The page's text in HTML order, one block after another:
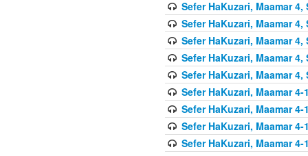
Sefer HaKuzari, Maamar 4,
Sefer HaKuzari, Maamar 4,
Sefer HaKuzari, Maamar 4,
Sefer HaKuzari, Maamar 4,
Sefer HaKuzari, Maamar 4,
Sefer HaKuzari, Maamar 4-
Sefer HaKuzari, Maamar 4-
Sefer HaKuzari, Maamar 4-
Sefer HaKuzari, Maamar 4-